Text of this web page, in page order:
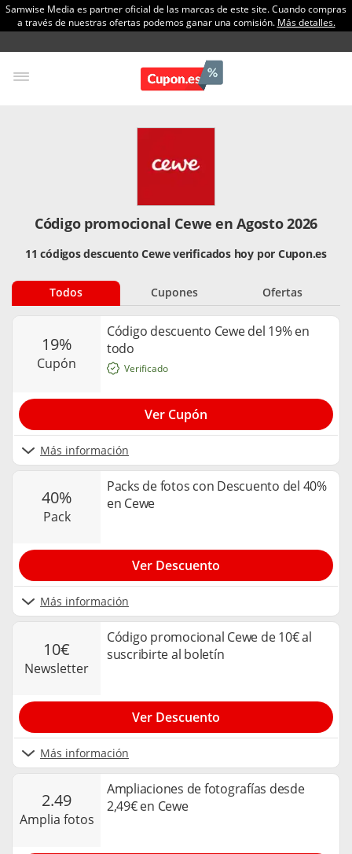
Samwise Media es partner oficial de las marcas de este site. Cuando compras
a través de nuestras ofertas podemos ganar una comisión. Más detalles.
Código promocional Cewe en Agosto 2026
11 códigos descuento Cewe verificados hoy por Cupon.es
Todos Cupones Ofertas
19%
cupón
Código descuento Cewe del 19% en
todo
Más información
Verificado
Ver Cupón
40%
pack
Packs de fotos con Descuento del 40%
en Cewe
Más información
Ver Descuento
10€
newsletter
Código promocional Cewe de 10€ al
suscribirte al boletín
Más información
Ver Descuento
2.49
amplia fotos
Ampliaciones de fotografías desde
2,49€ en Cewe